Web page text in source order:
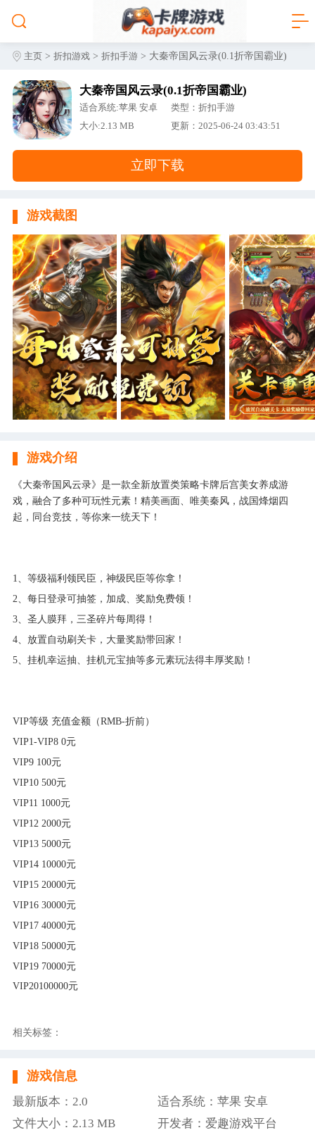
主页 >折扣游戏 >折扣手游 > 大秦帝国风云录(0.1折帝国霸业)
大秦帝国风云录(0.1折帝国霸业)
适合系统:苹果 安卓
类型：折扣手游
大小:2.13 MB
更新：2025-06-24 03:43:51
立即下载
游戏截图
游戏介绍
《大秦帝国风云录》是一款全新放置类策略卡牌后宫美女养成游
戏，融合了多种可玩性元素！精美画面、唯美秦风，战国烽烟四
起，同台竞技，等你来一统天下！
1、等级福利领民臣，神级民臣等你拿！
2、每日登录可抽签，加成、奖励免费领！
3、圣人膜拜，三圣碎片每周得！
4、放置自动刷关卡，大量奖励带回家！
5、挂机幸运抽、挂机元宝抽等多元素玩法得丰厚奖励！
VIP等级 充值金额（RMB-折前）
VIP1-VIP8 0元
VIP9 100元
VIP10 500元
VIP11 1000元
VIP12 2000元
VIP13 5000元
VIP14 10000元
VIP15 20000元
VIP16 30000元
VIP17 40000元
VIP18 50000元
VIP19 70000元
VIP20100000元
相关标签：
游戏信息
最新版本：2.0
适合系统：苹果 安卓
文件大小：2.13 MB
开发者：爱趣游戏平台